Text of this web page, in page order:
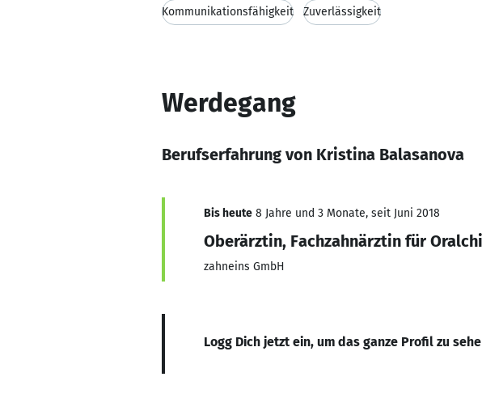
Kommunikationsfähigkeit Zuverlässigkeit
Werdegang
Berufserfahrung von Kristina Balasanova
Bis heute 8 Jahre und 3 Monate, seit Juni 2018
Oberärztin, Fachzahnärztin für
zahneins GmbH
Logg Dich jetzt ein, um das ganze Profil zu